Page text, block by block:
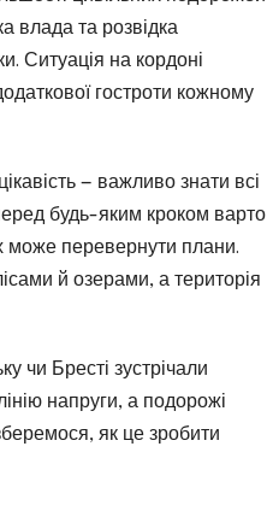
влада та розвідка
Ситуація на кордоні
гостроти кожному
— важливо знати всі
будь-яким кроком варто
може перевернути плани.
й озерами, а територія
чи Бресті зустрічали
напруги, а подорожі
як це зробити